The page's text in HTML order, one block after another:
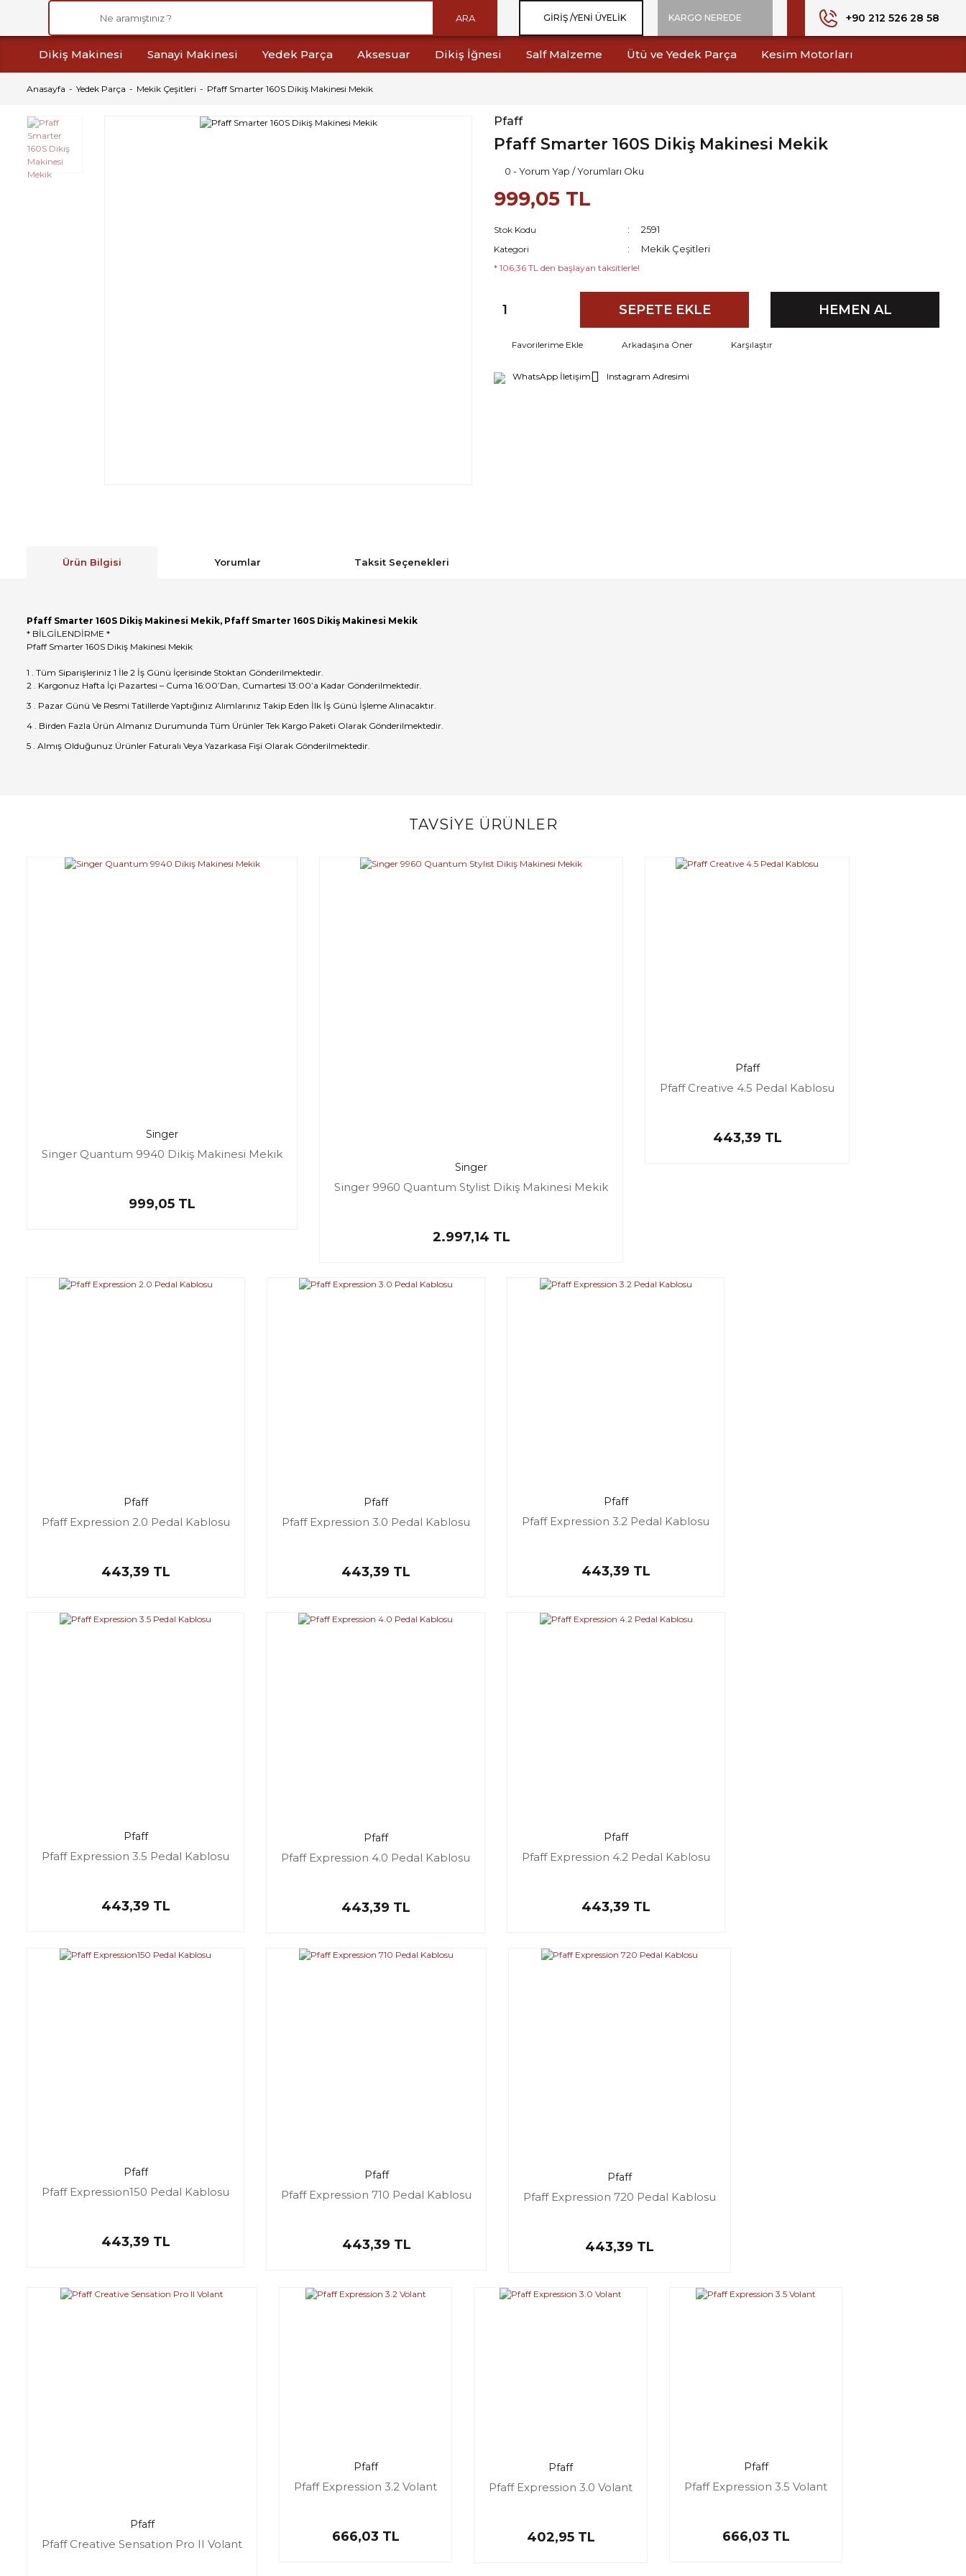
ARA GIRIŞ /YENI ÜYELIK KARGO NEREDE +90 212 526 28 58
Dikiş Makinesi Sanayi Makinesi Yedek Parça Aksesuar Dikiş İğnesi Salf Malzeme Ütü ve Yedek Parça Kesim Motorları
Anasayfa Yedek Parça Mekik Çeşitleri Pfaff Smarter 160S Dikiş Makinesi Mekik
Pfaff
Pfaff Smarter 160S Dikiş Makinesi Mekik
0 - Yorum Yap / Yorumları Oku
999,05 TL
Stok Kodu 2591
Kategori Mekik Çeşitleri
* 106,36 TL den başlayan taksitlerle!
SEPETE EKLE HEMEN AL
Arkadaşına Öner Karşılaştır
WhatsApp İletişim Instagram Adresimi
Ürün Bilgisi Yorumlar Taksit Seçenekleri
Pfaff Smarter 160S Dikiş Makinesi Mekik, Pfaff Smarter 160S Dikiş Makinesi Mekik
* BİLGİLENDİRME *
Pfaff Smarter 160S Dikiş Makinesi Mekik
1 . Tüm Siparişleriniz 1 İle 2 İş Günü İçerisinde Stoktan Gönderilmektedir.
2 . Kargonuz Hafta İçi Pazartesi – Cuma 16:00’Dan, Cumartesi 13:00’a Kadar Gönderilmektedir.
3 . Pazar Günü Ve Resmi Tatillerde Yaptığınız Alımlarınız Takip Eden İlk İş Günü İşleme Alınacaktır.
4 . Birden Fazla Ürün Almanız Durumunda Tüm Ürünler Tek Kargo Paketi Olarak Gönderilmektedir.
5 . Almış Olduğunuz Ürünler Faturalı Veya Yazarkasa Fişi Olarak Gönderilmektedir.
Bu ürüne ilk yorumu siz yapın!
TAVSİYE ÜRÜNLER
Singer
Singer Quantum 9940 Dikiş Makinesi Mekik
999,05 TL
Singer
Singer 9960 Quantum Stylist Dikiş Makinesi Mekik
2.997,14 TL
Pfaff
Pfaff Creative 4.5 Pedal Kablosu
443,39 TL
Pfaff
Pfaff Expression 2.0 Pedal Kablosu
443,39 TL
Pfaff
Pfaff Expression 3.0 Pedal Kablosu
443,39 TL
Pfaff
Pfaff Expression 3.2 Pedal Kablosu
443,39 TL
Pfaff
Pfaff Expression 3.5 Pedal Kablosu
443,39 TL
Pfaff
Pfaff Expression 4.0 Pedal Kablosu
443,39 TL
Pfaff
Pfaff Expression 4.2 Pedal Kablosu
443,39 TL
Pfaff
Pfaff Expression150 Pedal Kablosu
443,39 TL
Pfaff
Pfaff Expression 710 Pedal Kablosu
443,39 TL
Pfaff
Pfaff Expression 720 Pedal Kablosu
443,39 TL
Pfaff
Pfaff Creative Sensation Pro II Volant
Pfaff
Pfaff Expression 3.2 Volant
666,03 TL
Pfaff
Pfaff Expression 3.0 Volant
402,95 TL
Pfaff
Pfaff Expression 3.5 Volant
666,03 TL